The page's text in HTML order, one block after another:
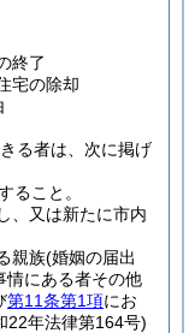
終了
宅の除却
る者は、次に掲げ
ること。
、又は新たに市内
親族(婚姻の届出
情にある者その他
第11条第1項にお
22年法律第164号)